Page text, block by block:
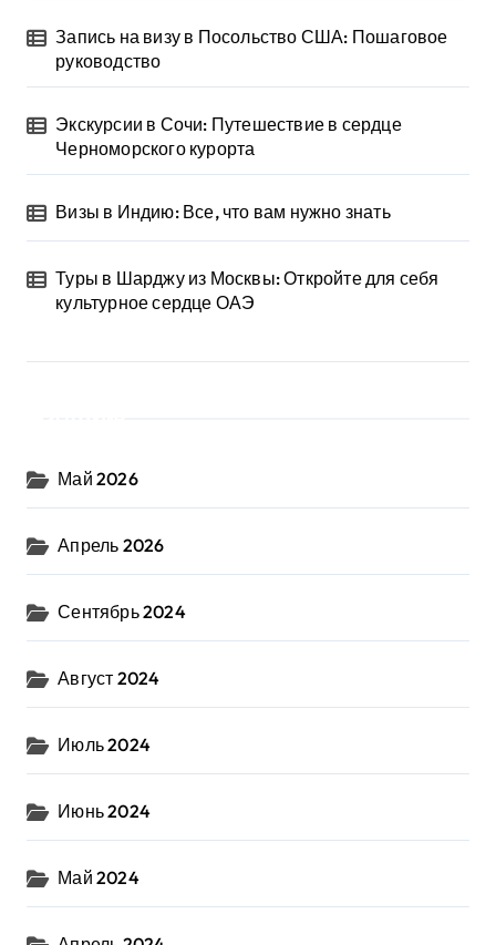
Запись на визу в Посольство США: Пошаговое
руководство
Экскурсии в Сочи: Путешествие в сердце
Черноморского курорта
Визы в Индию: Все, что вам нужно знать
Туры в Шарджу из Москвы: Откройте для себя
культурное сердце ОАЭ
Май 2026
Апрель 2026
Сентябрь 2024
Август 2024
Июль 2024
Июнь 2024
Май 2024